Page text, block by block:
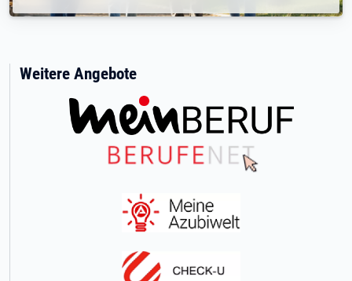
Weitere Angebote